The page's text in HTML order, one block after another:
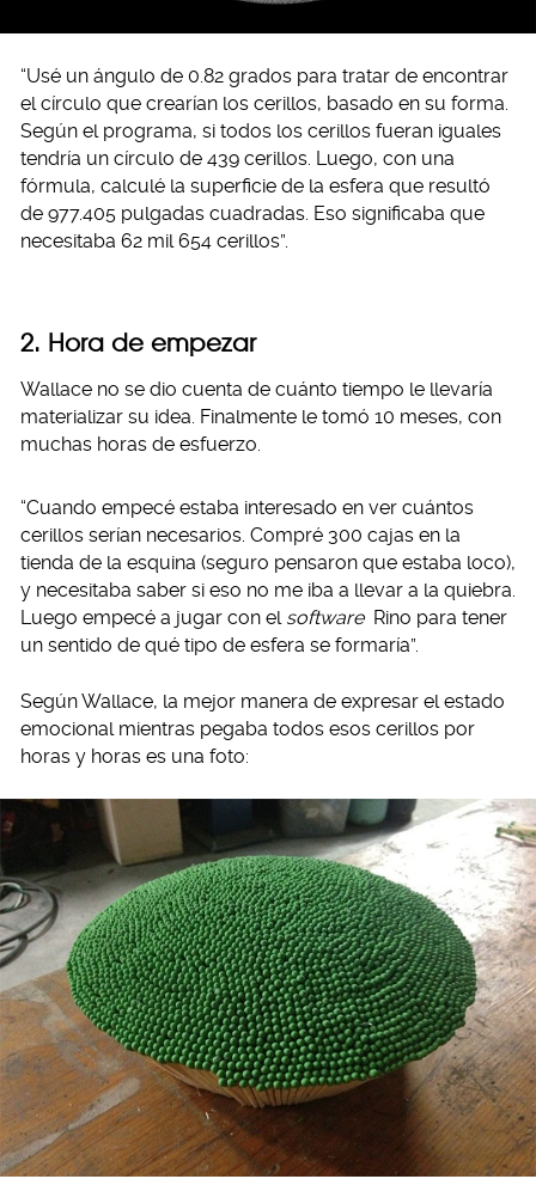
“Usé un ángulo de 0.82 grados para tratar de encontrar
el círculo que crearían los cerillos, basado en su forma.
Según el programa, si todos los cerillos fueran iguales
tendría un círculo de 439 cerillos. Luego, con una
fórmula, calculé la superficie de la esfera que resultó
de 977.405 pulgadas cuadradas. Eso significaba que
necesitaba 62 mil 654 cerillos”.
2. Hora de empezar
Wallace no se dio cuenta de cuánto tiempo le llevaría
materializar su idea. Finalmente le tomó 10 meses, con
muchas horas de esfuerzo.
“Cuando empecé estaba interesado en ver cuántos
cerillos serían necesarios. Compré 300 cajas en la
tienda de la esquina (seguro pensaron que estaba loco),
y necesitaba saber si eso no me iba a llevar a la quiebra.
Luego empecé a jugar con el software Rino para tener
un sentido de qué tipo de esfera se formaría”.
Según Wallace, la mejor manera de expresar el estado
emocional mientras pegaba todos esos cerillos por
horas y horas es una foto: